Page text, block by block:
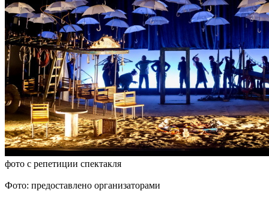
фото с репетиции спектакля
Фото: предоставлено организаторами